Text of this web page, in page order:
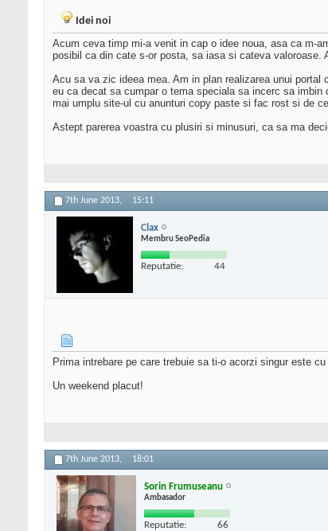
Idei noi
Acum ceva timp mi-a venit in cap o idee noua, asa ca m-
posibil ca din cate s-or posta, sa iasa si cateva valoroase.
Acu sa va zic ideea mea. Am in plan realizarea unui
eu ca decat sa cumpar o tema speciala sa incerc sa
mai umplu site-ul cu anunturi copy paste si fac rost si de
Astept parerea voastra cu plusiri si minusuri, ca sa ma
7th June 2013, 15:11
Clax
Membru SeoPedia
Reputatie: 44
Prima intrebare pe care trebuie sa ti-o acorzi singur este
Un weekend placut!
7th June 2013, 18:01
Sorin Frumuseanu
Ambasador
Reputatie: 66